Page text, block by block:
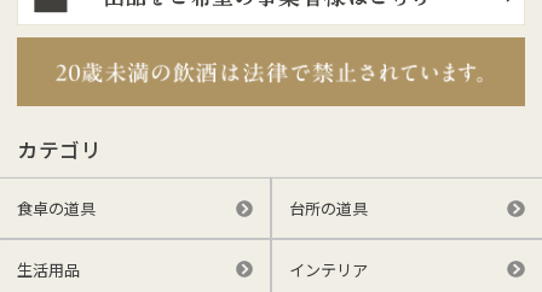
カテゴリ
食卓の道具 台所の道具
生活用品 インテリア